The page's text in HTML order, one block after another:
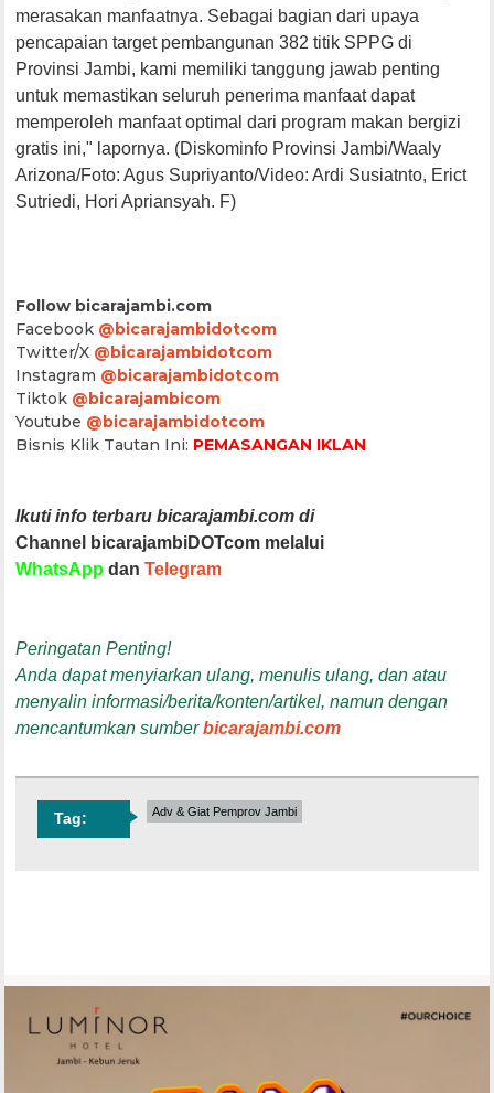
merasakan manfaatnya. Sebagai bagian dari upaya
pencapaian target pembangunan 382 titik SPPG di
Provinsi Jambi, kami memiliki tanggung jawab penting
untuk memastikan seluruh penerima manfaat dapat
memperoleh manfaat optimal dari program makan bergizi
gratis ini," lapornya. (Diskominfo Provinsi Jambi/Waaly
Arizona/Foto: Agus Supriyanto/Video: Ardi Susiatnto, Erict
Sutriedi, Hori Apriansyah. F)
Follow bicarajambi.com
Facebook @bicarajambidotcom
Twitter/X @bicarajambidotcom
Instagram @bicarajambidotcom
Tiktok @bicarajambicom
Youtube @bicarajambidotcom
Bisnis Klik Tautan Ini: PEMASANGAN IKLAN
Ikuti info terbaru bicarajambi.com di
Channel bicarajambiDOTcom melalui
WhatsApp danTelegram
Peringatan Penting!
Anda dapat menyiarkan ulang, menulis ulang, dan atau
menyalin informasi/berita/konten/artikel, namun dengan
mencantumkan sumberbicarajambi.com
Tag: Adv & Giat Pemprov Jambi